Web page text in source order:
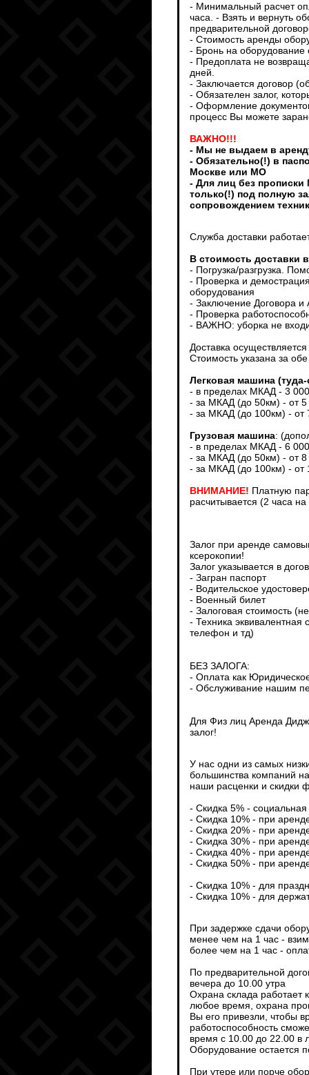
- Минимальный расчет
часа. - Взять и вернуть
предварительной
- Стоимость аренды
- Бронь на оборудование
- Предоплата не
дней.
- Заключается договор
- Обязателен залог,
- Оформление
процесс Вы можете
ВАЖНО!!!
- Мы не выдаем в
- Обязательно(!) в
Москве или МО
- Для лиц без
только(!) под полную
сопровождением
Служба доставки
В стоимость доставки
- Погрузка/разгрузка.
- Проверка и
оборудования
- Заключение Договора и
- Проверка
- ВАЖНО: уборка не
Доставка
Стоимость указана за
Легковая машина
- в пределах МКАД - 3
- за МКАД (до 50км) - от 5
- за МКАД (до 100км) - от
Грузовая машина:
- в пределах МКАД - 6
- за МКАД (до 50км) - от 8
- за МКАД (до 100км) - от
ВНИМАНИЕ! Платную
расчитывается (2 часа
Залог при аренде
ксерокопии!
Залог указывается в
- Загран паспорт
- Водительское
- Военный билет
- Залоговая стоимость
- Техника эквивалентная
телефон и тд)
БЕЗ ЗАЛОГА:
- Оплата как
- Обслуживание нашим
Для Физ лиц Аренда
залог!
У нас одни из самых
большинства компаний
наши расценки и скидки
- Скидка 5% -
- Скидка 10% - при
- Скидка 20% - при
- Скидка 30% - при
- Скидка 40% - при
- Скидка 50% - при
- Скидка 10% - для
- Скидка 10% - для
При задержке сдачи
менее чем на 1 час -
более чем на 1 час -
По предварительной
вечера до 10.00 утра
Охрана склада работает
любое время, охрана
Вы его привезли, чтобы
работоспособность
время с 10.00 до 22.00 в
Оборудование остается
При утере или порче